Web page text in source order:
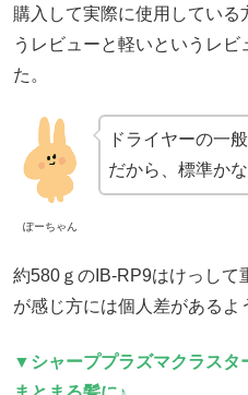
購入して実際に使用してい
うレビューと軽いというレ
た。
ぽーちゃん
ドライヤーの一
だから、標準かな
約580ｇのIB-RP9はけっして
が感じ方には個人差があるよ
▼シャーププラズマクラスタ